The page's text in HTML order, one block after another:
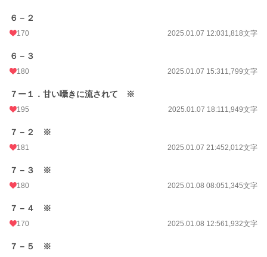
６－２
170 2025.01.07 12:031,818文字
６－３
180 2025.01.07 15:311,799文字
７ー１．甘い囁きに流されて ※
195 2025.01.07 18:111,949文字
７－２ ※
181 2025.01.07 21:452,012文字
７－３ ※
180 2025.01.08 08:051,345文字
７－４ ※
170 2025.01.08 12:561,932文字
７－５ ※